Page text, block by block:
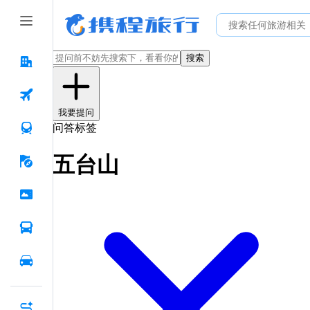
搜索
我要提问
问答标签
五台山